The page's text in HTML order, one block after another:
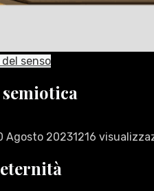
senso
Agosto 20231216